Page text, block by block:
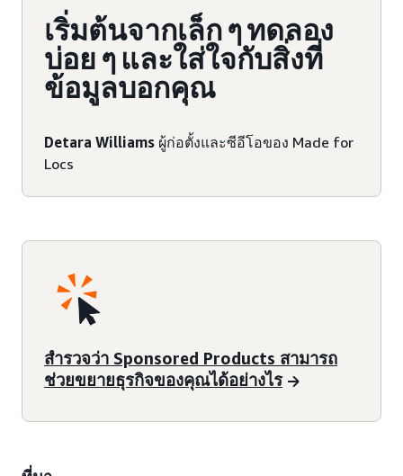
เริ่มต้นจากเล็ก ๆ ทดลอง
บ่อย ๆ และใส่ใจกับสิ่งที่
ข้อมูลบอกคุณ
Detara Williams ผู้ก่อตั้งและซีอีโอของ Made for
Locs
สำรวจว่า Sponsored Products สามารถ
ช่วยขยายธุรกิจของคุณได้อย่างไร